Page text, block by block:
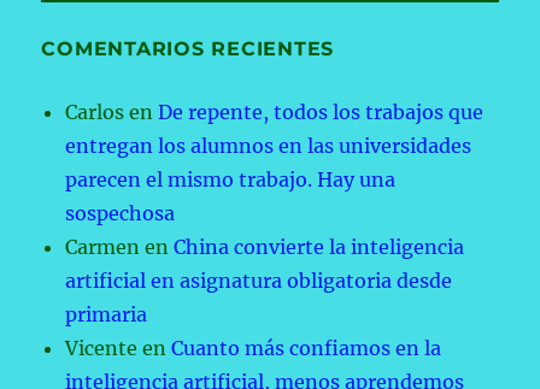
COMENTARIOS RECIENTES
Carlos enDe repente, todos los trabajos que
entregan los alumnos en las universidades
parecen el mismo trabajo. Hay una
sospechosa
Carmen enChina convierte la inteligencia
artificial en asignatura obligatoria desde
primaria
Vicente enCuanto más confiamos en la
inteligencia artificial, menos aprendemos